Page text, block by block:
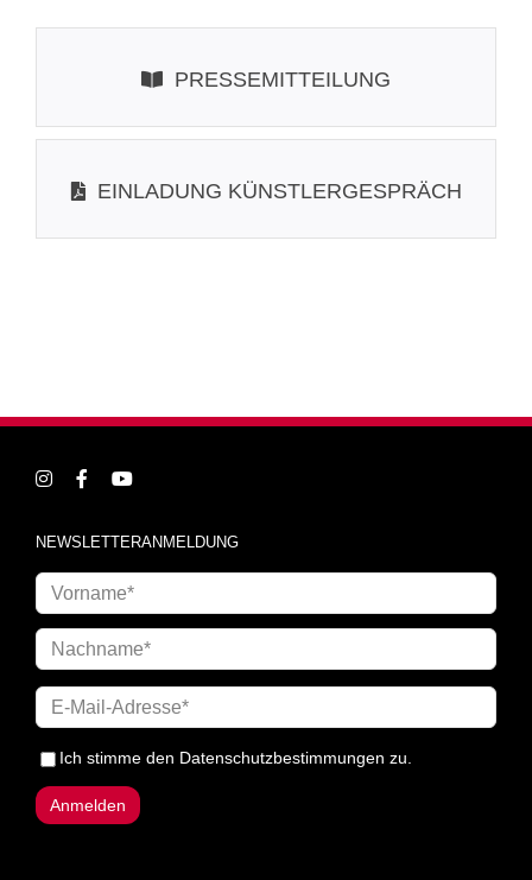
PRESSEMITTEILUNG
EINLADUNG KÜNSTLERGESPRÄCH
NEWSLETTERANMELDUNG
Ich stimme den Datenschutzbestimmungen zu.